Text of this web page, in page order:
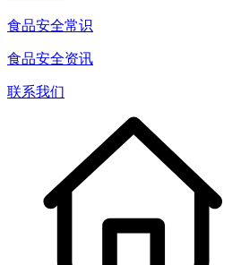
食品安全常识
食品安全资讯
联系我们